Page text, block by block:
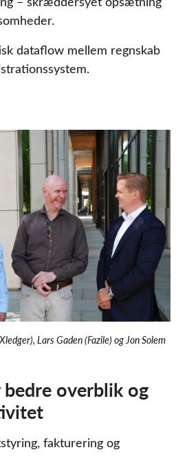
dataflow mellem regnskab
Lars Gaden (Fazile) og Jon Solem
overblik og
fakturering og